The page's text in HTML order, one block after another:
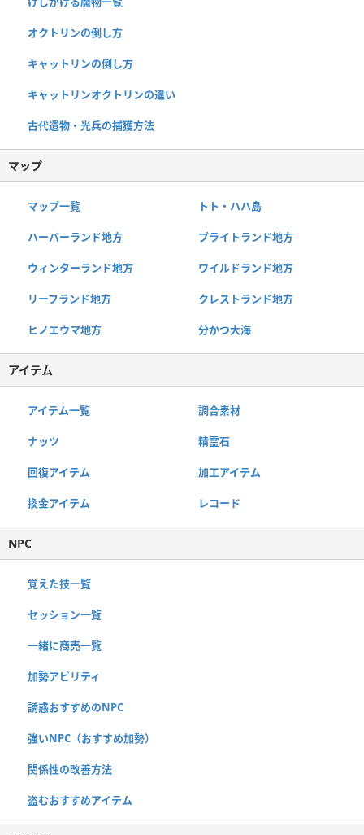
オクトリンの倒し方
キャットリンの倒し方
キャットリンオクトリンの違い
古代遺物・光兵の捕獲方法
マップ
マップ一覧 トト・ハハ島
ハーバーランド地方 ブライトランド地方
ウィンターランド地方 ワイルドランド地方
リーフランド地方 クレストランド地方
ヒノエウマ地方 分かつ大海
アイテム
アイテム一覧 調合素材
ナッツ 精霊石
回復アイテム 加工アイテム
換金アイテム レコード
NPC
覚えた技一覧
セッション一覧
一緒に商売一覧
加勢アビリティ
誘惑おすすめのNPC
強いNPC（おすすめ加勢）
関係性の改善方法
盗むおすすめアイテム